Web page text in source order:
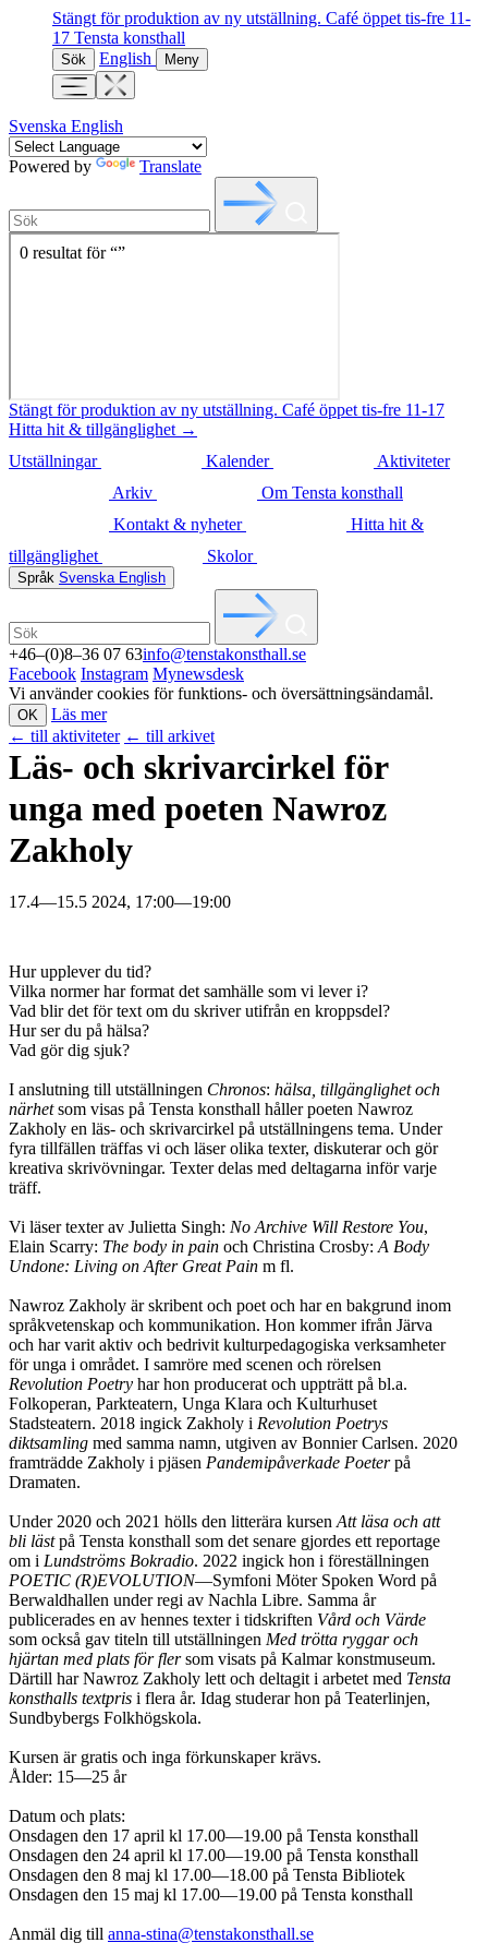
Stängt för produktion av ny utställning. Café öppet tis-fre 11-
17 Tensta konsthall
Sök English Meny
Svenska English
Powered by Translate
Stängt för produktion av ny utställning. Café öppet tis-fre 11-17
Hitta hit & tillgänglighet →
Utställningar
Kalender
Aktiviteter
Arkiv
Om Tensta konsthall
Kontakt & nyheter
Hitta hit &
tillgänglighet
Skolor
Språk Svenska English
+46–(0)8–36 07 63info@tenstakonsthall.se
Facebook Instagram Mynewsdesk
Vi använder cookies för funktions- och översättningsändamål.
OK
Läs mer
← till aktiviteter ← till arkivet
Läs- och skrivarcirkel för
unga med poeten Nawroz
Zakholy
17.4—15.5 2024, 17:00—19:00
Hur upplever du tid?
Vilka normer har format det samhälle som vi lever i?
Vad blir det för text om du skriver utifrån en kroppsdel?
Hur ser du på hälsa?
Vad gör dig sjuk?
I anslutning till utställningen Chronos: hälsa, tillgänglighet och
närhetsom visas på Tensta konsthall håller poeten Nawroz
Zakholy en läs- och skrivarcirkel på utställningens tema. Under
fyra tillfällen träffas vi och läser olika texter, diskuterar och gör
kreativa skrivövningar. Texter delas med deltagarna inför varje
träff.
Vi läser texter av Julietta Singh: No Archive Will Restore You,
Elain Scarry: The body in pain och Christina Crosby: A Body
Undone: Living on After Great Pain m fl.
Nawroz Zakholy är skribent och poet och har en bakgrund inom
språkvetenskap och kommunikation. Hon kommer ifrån Järva
och har varit aktiv och bedrivit kulturpedagogiska verksamheter
för unga i området. I samröre med scenen och rörelsen
Revolution Poetry har hon producerat och uppträtt på bl.a.
Folkoperan, Parkteatern, Unga Klara och Kulturhuset
Stadsteatern. 2018 ingick Zakholy i Revolution Poetrys
diktsamling med samma namn, utgiven av Bonnier Carlsen. 2020
framträdde Zakholy i pjäsen Pandemipåverkade Poeterpå
Dramaten.
Under 2020 och 2021 hölls den litterära kursen Att läsa och att
bli lästpå Tensta konsthall som det senare gjordes ett reportage
om i Lundströms Bokradio. 2022 ingick hon i föreställningen
POETIC (R)EVOLUTION—Symfoni Möter Spoken Word på
Berwaldhallen under regi av Nachla Libre. Samma år
publicerades en av hennes texter i tidskriften Vård och Värde
som också gav titeln till utställningen Med trötta ryggar och
hjärtan med plats för flersom visats på Kalmar konstmuseum.
Därtill har Nawroz Zakholy lett och deltagit i arbetet med Tensta
konsthalls textpris i flera år. Idag studerar hon på Teaterlinjen,
Sundbybergs Folkhögskola.
Kursen är gratis och inga förkunskaper krävs.
Ålder: 15—25 år
Datum och plats:
Onsdagen den 17 april kl 17.00—19.00 på Tensta konsthall
Onsdagen den 24 april kl 17.00—19.00 på Tensta konsthall
Onsdagen den 8 maj kl 17.00—18.00 på Tensta Bibliotek
Onsdagen den 15 maj kl 17.00—19.00 på Tensta konsthall
Anmäl dig till anna-stina@tenstakonsthall.se